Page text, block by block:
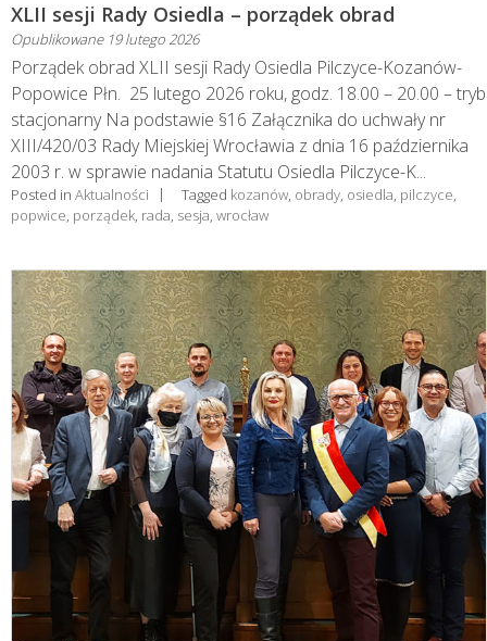
XLII sesji Rady Osiedla – porządek obrad
Opublikowane 19 lutego 2026
Porządek obrad XLII sesji Rady Osiedla Pilczyce-Kozanów-
Popowice Płn. 25 lutego 2026 roku, godz. 18.00 – 20.00 – tryb
stacjonarny Na podstawie §16 Załącznika do uchwały nr
XIII/420/03 Rady Miejskiej Wrocławia z dnia 16 października
2003 r. w sprawie nadania Statutu Osiedla Pilczyce-K...
Posted in Aktualności Tagged kozanów, obrady, osiedla, pilczyce,
popwice, porządek, rada, sesja, wrocław